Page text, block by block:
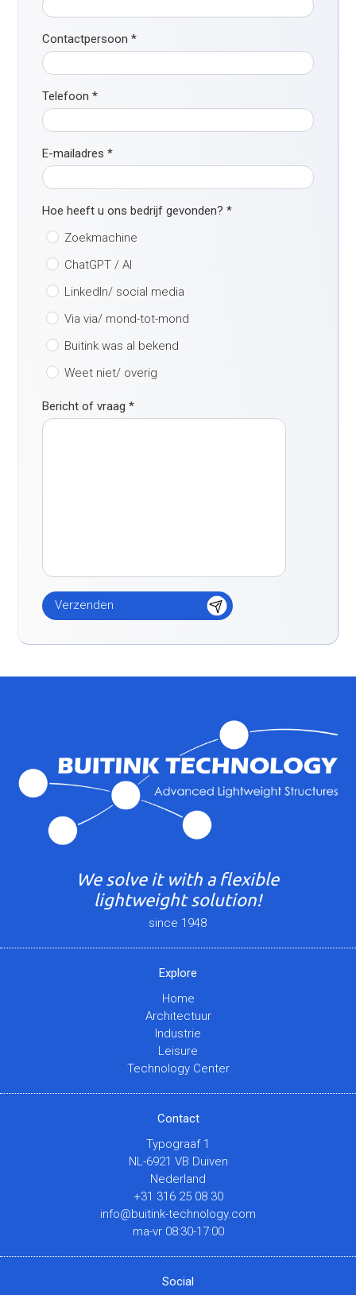
Contactpersoon*
Telefoon*
E-mailadres*
Hoe heeft u ons bedrijf gevonden?*
Zoekmachine
ChatGPT / AI
LinkedIn/ social media
Via via/ mond-tot-mond
Buitink was al bekend
Weet niet/ overig
Bericht of vraag*
We solve it with a flexible
lightweight solution!
since 1948
Explore
Home
Architectuur
Industrie
Leisure
Technology Center
Contact
Typograaf 1
NL-6921 VB Duiven
Nederland
+31 316 25 08 30
info@buitink-technology.com
ma-vr 08:30-17:00
Social